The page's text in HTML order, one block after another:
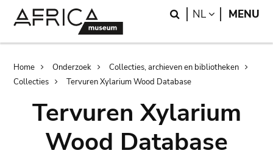
Search
NL LANGUAGE
MENU
Breadcrumb
Home Onderzoek
Collecties, archieven en bibliotheken
Collecties
Tervuren Xylarium Wood Database
Tervuren Xylarium
Wood Database